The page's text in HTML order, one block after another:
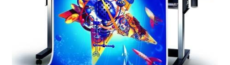
Tietoa meistä
Toimitusehdot